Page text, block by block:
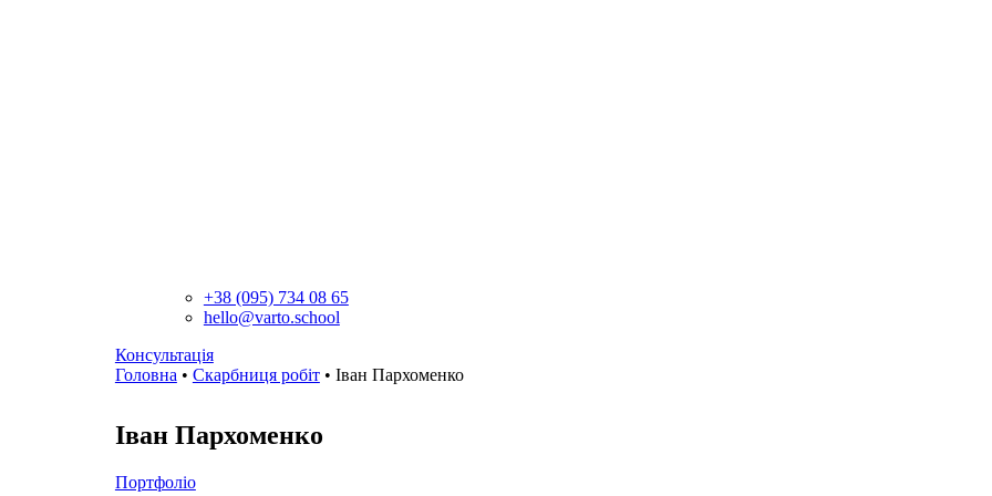
+38 (095) 734 08 65
hello@varto.school
Консультація
Головна • Скарбниця робіт • Іван Пархоменко
Іван Пархоменко
Портфоліо